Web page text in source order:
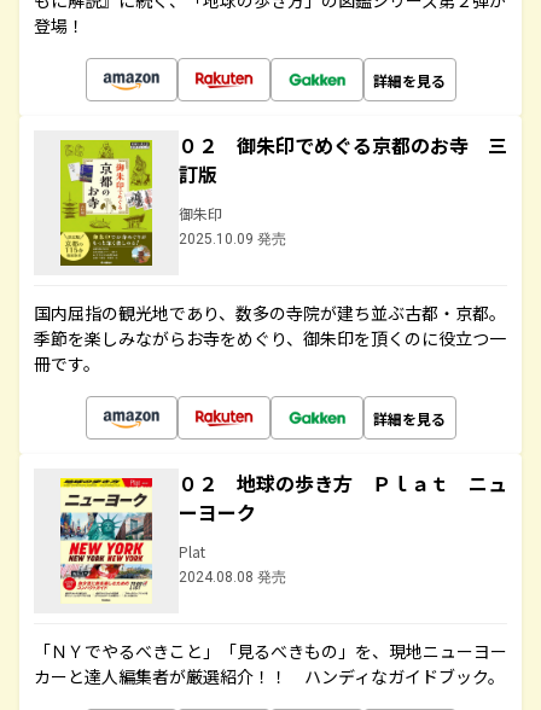
登場！
詳細を見る
０２ 御朱印でめぐる京都のお寺 三
訂版
御朱印
2025.10.09 発売
国内屈指の観光地であり、数多の寺院が建ち並ぶ古都・京都。
季節を楽しみながらお寺をめぐり、御朱印を頂くのに役立つ一
冊です。
詳細を見る
０２ 地球の歩き方 Ｐｌａｔ ニュ
ーヨーク
Plat
2024.08.08 発売
「ＮＹでやるべきこと」「見るべきもの」を、現地ニューヨー
カーと達人編集者が厳選紹介！！ ハンディなガイドブック。